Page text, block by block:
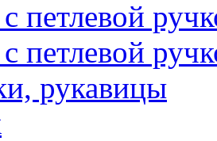
петлевой
петлевой
рукавицы